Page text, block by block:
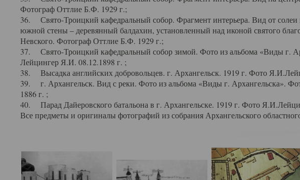
Фотограф Оттлие Б.Ф. 1929 г.;
36. Свято-Троицкий кафедральный собор. Фрагмент интерьера. Вид от солеи
южной стены – деревянный балдахин, установленный над иконой святого
Невского. Фотограф Оттлие Б.Ф. 1929 г.;
37. Свято-Троицкий кафедральный собор зимой. Фото из альбома «Виды г.
Лейцингер Я.И. 08.12.1898 г. ;
38. Высадка английских добровольцев. г. Архангельск. 1919 г. Фото
39. г. Архангельск. Вид с реки. Фото из альбома «Виды г. Архангельска».
1886 г. ;
40. Парад Дайеровского батальона в г. Архангельске. 1919 г. Фото
Все предметы и оригиналы фотографий из собрания Архангельского